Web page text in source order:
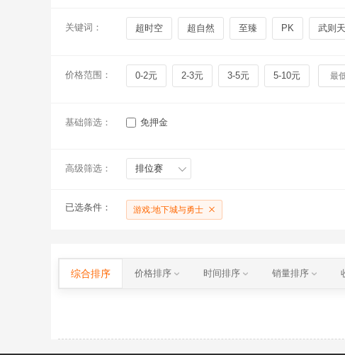
关键词： 超时空 超自然 至臻 PK 武则天
价格范围： 0-2元 2-3元 3-5元 5-10元
基础筛选： 免押金
高级筛选： 排位赛
已选条件： 游戏:地下城与勇士
综合排序 价格排序 时间排序 销量排序